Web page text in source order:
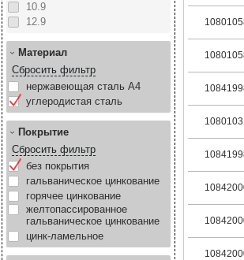
10.9
12.9
Материал
Сбросить фильтр
нержавеющая сталь А4
углеродистая сталь
Покрытие
Сбросить фильтр
без покрытия
гальваническое цинкование
горячее цинкование
желтопассированное
гальваническое цинкование
цинк-ламельное